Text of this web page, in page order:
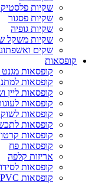
שקיות
שקיות פסגור
שקיות גופיה
שקיות משקל
שקים
קופסאות
קופסאות מגנט
קופסאות
קופסאות ליין
קופסאות
קופסאות
קופסאות
קופסאות
קופסאות פח
אריזות קלפה
קופסאות
קופסאות PVC שקופות